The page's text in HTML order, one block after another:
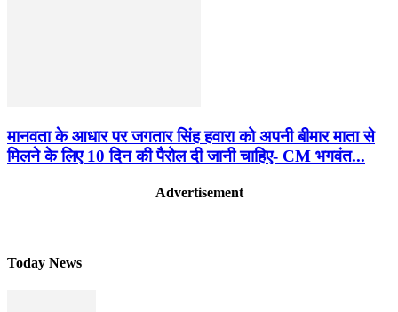
मानवता के आधार पर जगतार सिंह हवारा को अपनी बीमार माता से
मिलने के लिए 10 दिन की पैरोल दी जानी चाहिए- CM भगवंत...
Advertisement
Today News